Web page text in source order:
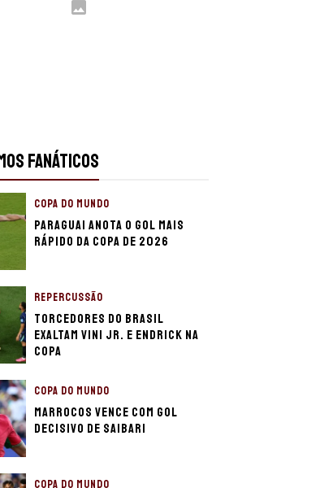
FANÁTICOS
COPA DO MUNDO
Paraguai anota o gol mais
rápido da Copa de 2026
REPERCUSSÃO
Torcedores do Brasil
exaltam Vini Jr. e Endrick na
Copa
COPA DO MUNDO
Marrocos vence com gol
decisivo de Saibari
COPA DO MUNDO